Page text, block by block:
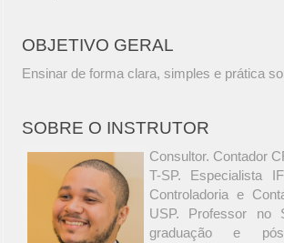
OBJETIVO GERAL
Ensinar de forma clara, simples e prática
SOBRE O INSTRUTOR
Consultor. Contador
T-SP. Especialista
Controladoria e
USP. Professor no
graduação e